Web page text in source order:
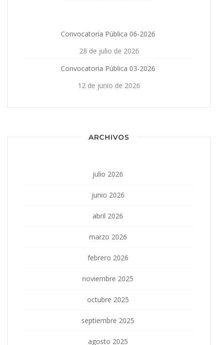
Convocatoria Pública 06-2026
28 de julio de 2026
Convocatoria Pública 03-2026
12 de junio de 2026
ARCHIVOS
julio 2026
junio 2026
abril 2026
marzo 2026
febrero 2026
noviembre 2025
octubre 2025
septiembre 2025
agosto 2025